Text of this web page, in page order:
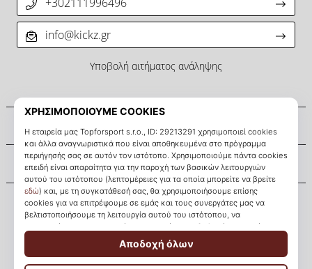
KICKZ.gr
Σχετικά μ' εμάς
Εξυπηρέτηση πελατών
info@kickz.gr
Υποβολή αιτήματος ανάληψης